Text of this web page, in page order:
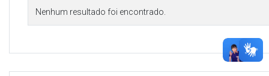
Nenhum resultado foi encontrado.